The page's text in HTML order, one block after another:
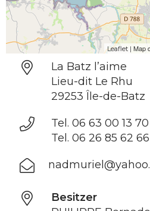
Leaflet | Map
La Batz l’aime
Lieu-dit Le Rhu
29253 Île-de-Batz
Tel. 06 63 00 13 70
Tel. 06 26 85 62 66
Besitzer